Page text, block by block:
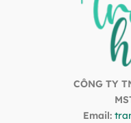
CÔNG TY
Email: